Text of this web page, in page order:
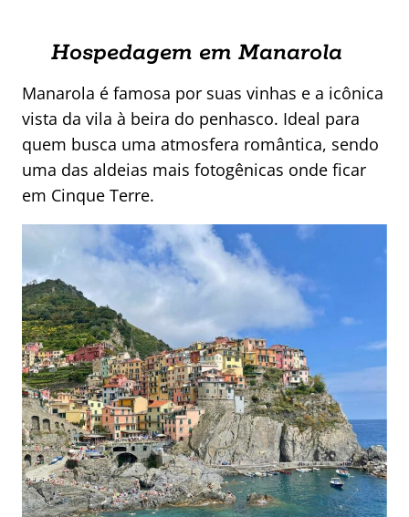
Hospedagem em Manarola
Manarola é famosa por suas vinhas e a icônica
vista da vila à beira do penhasco. Ideal para
quem busca uma atmosfera romântica, sendo
uma das aldeias mais fotogênicas onde ficar
em Cinque Terre.